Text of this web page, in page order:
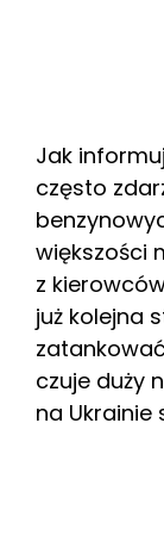
Jak
często
większości
z
już kolejna
czuje duży
na Ukrainie